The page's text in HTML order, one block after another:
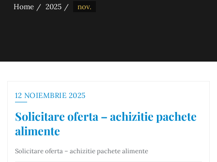
Home 2025 nov.
12 NOIEMBRIE 2025
Solicitare oferta – achizitie pachete
alimente
Solicitare oferta – achizitie pachete alimente